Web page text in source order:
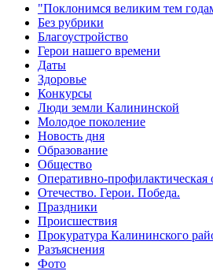
"Поклонимся великим тем
Без рубрики
Благоустройство
Герои нашего времени
Даты
Здоровье
Конкурсы
Люди земли Калининской
Молодое поколение
Новость дня
Образование
Общество
Оперативно-профилактическая
Отечество. Герои. Победа.
Праздники
Происшествия
Прокуратура Калининского
Разъяснения
Фото